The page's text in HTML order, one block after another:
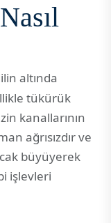
altında
tükürük
kanallarının
ağrısızdır ve
büyüyerek
işlevleri